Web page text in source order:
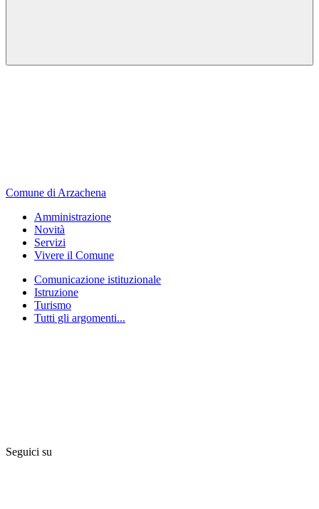
Comune di Arzachena
Amministrazione
Novità
Servizi
Vivere il Comune
Comunicazione istituzionale
Istruzione
Turismo
Tutti gli argomenti...
Seguici su